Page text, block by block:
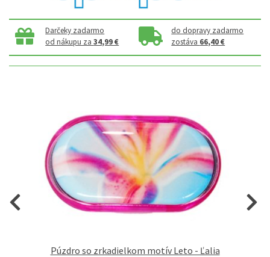
Darčeky zadarmo
od nákupu za34,99 €
do dopravy zadarmo
zostáva 66,40 €
Púzdro so zrkadielkom motív Leto - Ľalia